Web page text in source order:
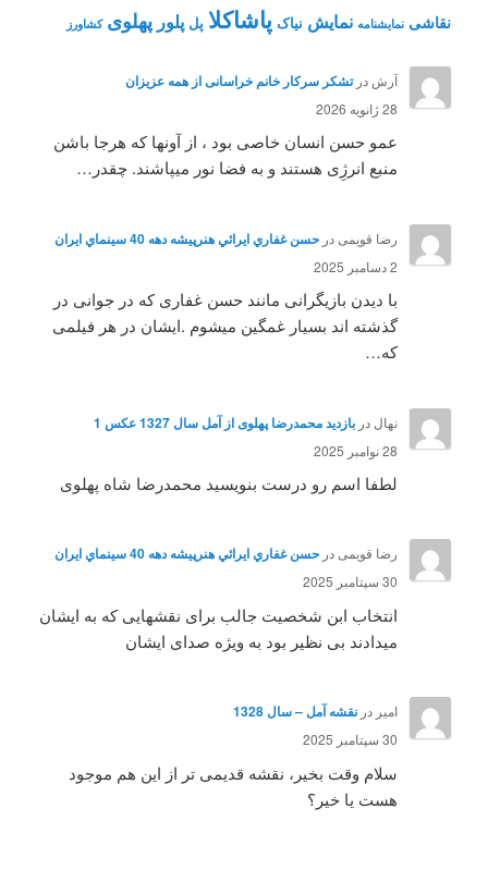
نقاشی نمايشنامه نمایش نیاک پاشاکلا پل پلور پهلوی کشاورز
آرش درتشکر سرکار خانم خراسانی از همه عزیزان
28 ژانویه 2026
عمو حسن انسان خاصی بود ، از آونها که هرجا باشن
منبع انرژِی هستند و به فضا نور میپاشند. چقدر…
رضا قویمی در حسن غفاري ايرائي هنرپيشه دهه 40 سينماي ايران
2 دسامبر 2025
با دیدن بازیگرانی مانند حسن غفاری که در جوانی در
گذشته اند بسیار غمگین میشوم .ایشان در هر فیلمی
که…
نهال در بازدید محمدرضا پهلوی از آمل سال 1327 عکس 1
28 نوامبر 2025
لطفا اسم رو درست بنویسید محمدرضا شاه پهلوی
رضا قویمی در حسن غفاري ايرائي هنرپيشه دهه 40 سينماي ايران
30 سپتامبر 2025
انتخاب ابن شخصیت جالب برای نقشهایی که به ایشان
میدادند بی نظیر بود به ویژه صدای ایشان
امیر در نقشه آمل – سال 1328
30 سپتامبر 2025
سلام وقت بخیر، نقشه قدیمی تر از این هم موجود
هست یا خیر؟